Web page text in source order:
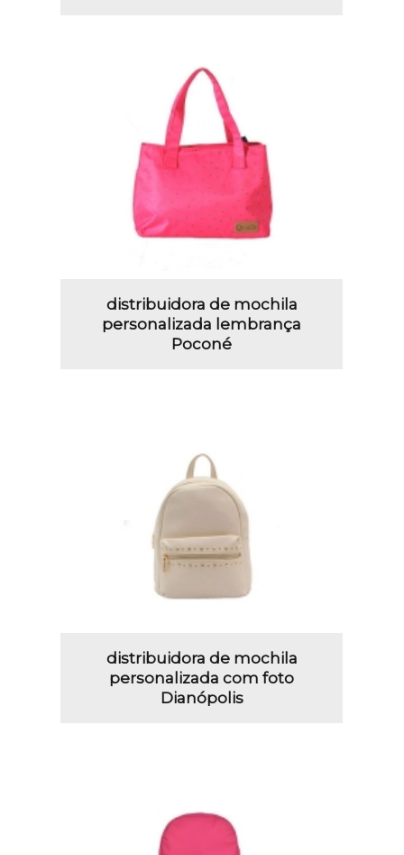
distribuidora de mochila
personalizada lembrança
Poconé
distribuidora de mochila
personalizada com foto
Dianópolis